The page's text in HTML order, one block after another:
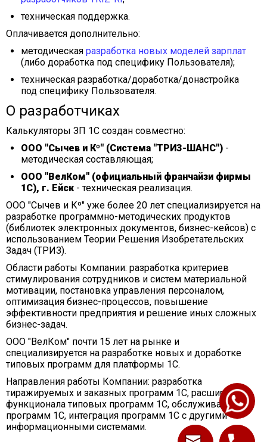
техническая поддержка.
Оплачивается дополнительно:
методическая разработка новых моделей зарплат
(либо доработка под специфику Пользователя);
техническая разработка/доработка/донастройка
под специфику Пользователя.
О разработчиках
Калькуляторы ЗП 1С создан совместно:
ООО "Сычев и Кº" (Система "ТРИЗ-ШАНС") -
методическая составляющая;
ООО "ВелКом" (официальный франчайзи фирмы
1С), г. Ейск- техническая реализация.
ООО "Сычев и Кº" уже более 20 лет специализируется на
разработке программно-методических продуктов
(библиотек электронных документов, бизнес-кейсов) с
использованием Теории Решения Изобретательских
Задач (ТРИЗ).
Области работы Компании: разработка критериев
стимулирования сотрудников и систем материальной
мотивации, постановка управления персоналом,
оптимизация бизнес-процессов, повышение
эффективности предприятия и решение иных сложных
бизнес-задач.
ООО "ВелКом" почти 15 лет на рынке и
специализируется на разработке новых и доработке
типовых программ для платформы 1С.
Направления работы Компании: разработка
тиражируемых и заказных программ 1С, расширение
функционала типовых программ 1С, обслуживание
программ 1С, интеграция программ 1С с другими
информационными системами.